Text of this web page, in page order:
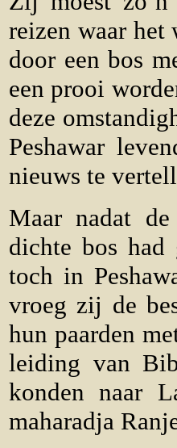
reizen waar het
door een bos
een prooi
deze
Peshawar
nieuws te
Maar nadat
dichte bos
toch in
vroeg zij de
hun paarden
leiding van
konden naar
maharadja